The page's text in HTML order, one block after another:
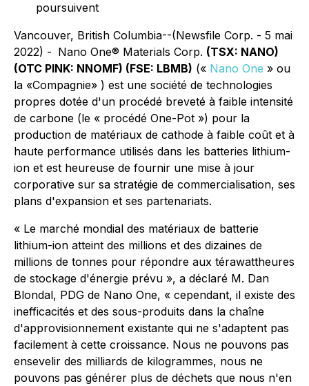
poursuivent
Vancouver, British Columbia--(Newsfile Corp. - 5 mai
2022) - Nano One® Materials Corp. (TSX: NANO)
(OTC PINK: NNOMF) (FSE: LBMB) (« Nano One » ou
la «Compagnie» ) est une société de technologies
propres dotée d'un procédé breveté à faible intensité
de carbone (le « procédé One-Pot ») pour la
production de matériaux de cathode à faible coût et à
haute performance utilisés dans les batteries lithium-
ion et est heureuse de fournir une mise à jour
corporative sur sa stratégie de commercialisation, ses
plans d'expansion et ses partenariats.
« Le marché mondial des matériaux de batterie
lithium-ion atteint des millions et des dizaines de
millions de tonnes pour répondre aux térawattheures
de stockage d'énergie prévu », a déclaré M. Dan
Blondal, PDG de Nano One, « cependant, il existe des
inefficacités et des sous-produits dans la chaîne
d'approvisionnement existante qui ne s'adaptent pas
facilement à cette croissance. Nous ne pouvons pas
ensevelir des milliards de kilogrammes, nous ne
pouvons pas générer plus de déchets que nous n'en